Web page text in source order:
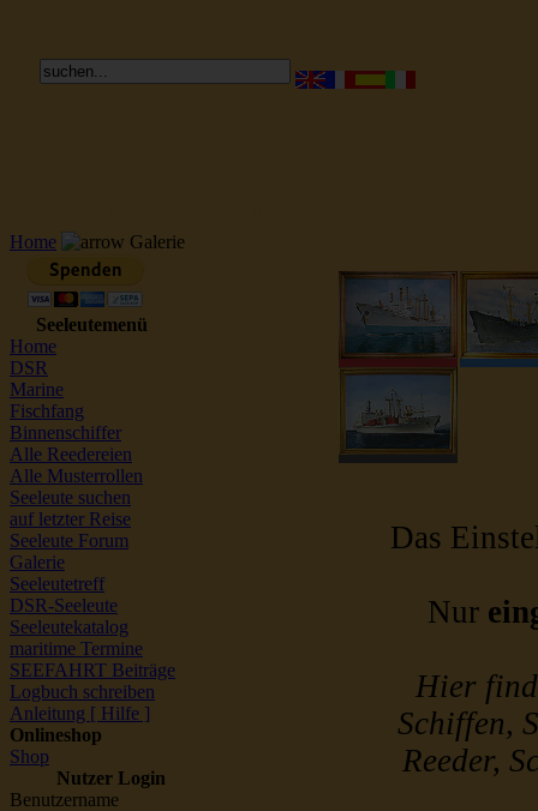
Home Galerie
Seeleutemenü
Home
DSR
Marine
Fischfang
Binnenschiffer
Alle Reedereien
Alle Musterrollen
Seeleute suchen
auf letzter Reise
Seeleute Forum
Galerie
Seeleutetreff
DSR-Seeleute
Seeleutekatalog
maritime Termine
SEEFAHRT Beiträge
Logbuch schreiben
Anleitung [ Hilfe ]
Onlineshop
Shop
Nutzer Login
Benutzername
Das
Nur
Hier
Schiffen,
Reeder,